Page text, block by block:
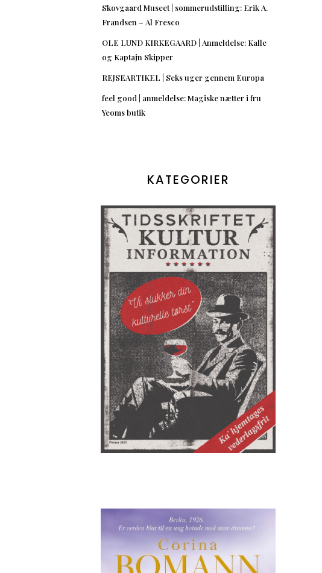
Skovgaard Museet | sommerudstilling: Erik A.
Frandsen – Al Fresco
OLE LUND KIRKEGAARD | Anmeldelse: Kalle
og Kaptajn Skipper
REJSEARTIKEL | Seks uger gennem Europa
feel good | anmeldelse: Magiske nætter i fru
Yeoms butik
KATEGORIER